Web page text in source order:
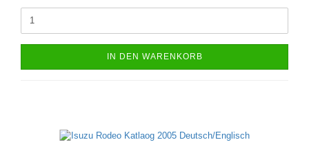
IN DEN WARENKORB